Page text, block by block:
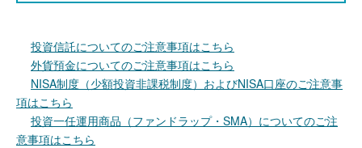
投資信託についてのご注意事項はこちら
外貨預金についてのご注意事項はこちら
NISA制度（少額投資非課税制度）およびNISA口座のご注意事
項はこちら
投資一任運用商品（ファンドラップ・SMA）についてのご注
意事項はこちら